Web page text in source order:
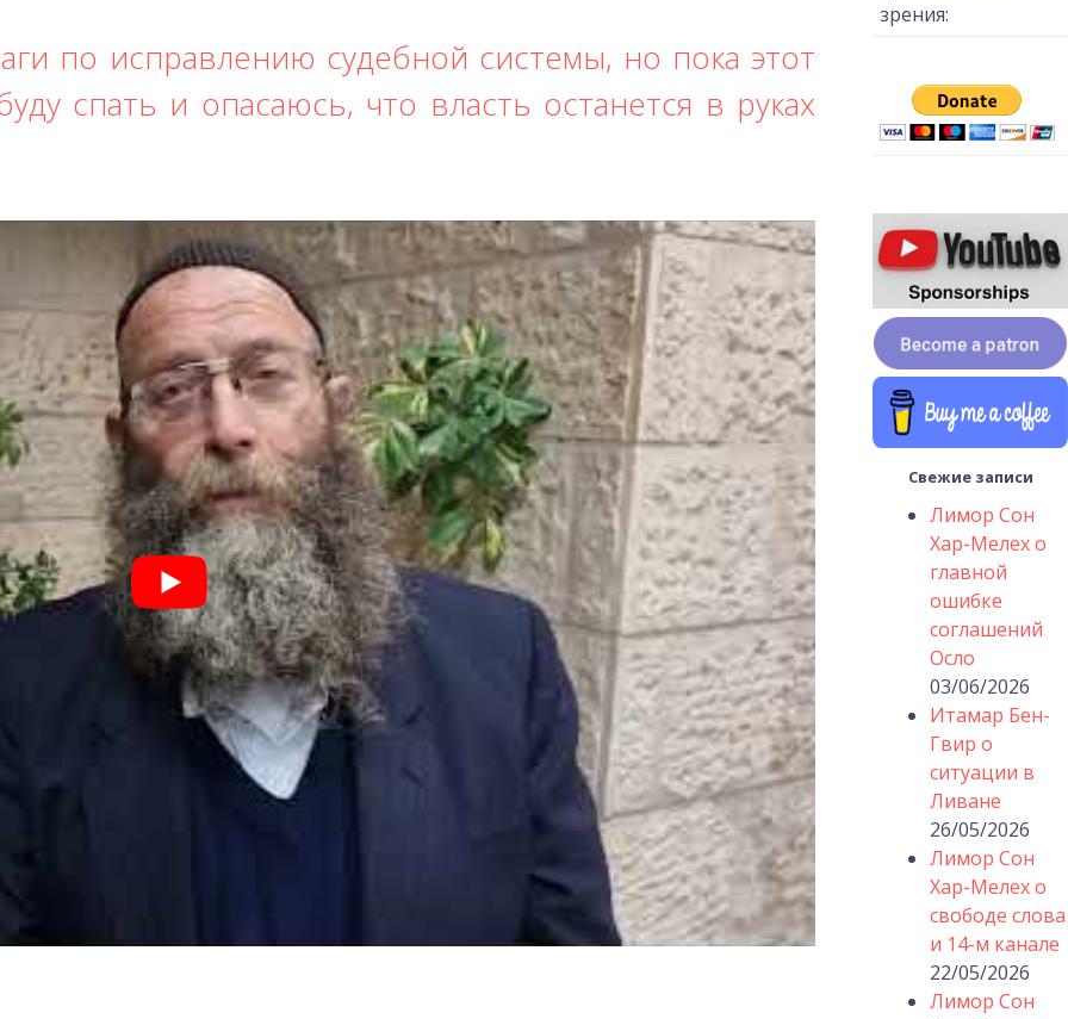
по исправлению судебной системы, но пока этот
спать и опасаюсь, что власть останется в руках
зрения:
Свежие записи
Лимор Сон
Хар-Мелех о
главной
ошибке
соглашений
Осло
03/06/2026
Итамар Бен-
Гвир о
ситуации в
Ливане
26/05/2026
Лимор Сон
Хар-Мелех о
свободе слова
и 14-м канале
22/05/2026
Лимор Сон